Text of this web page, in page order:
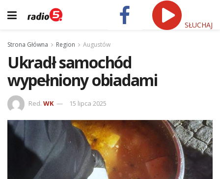
SŁUCHAJ
Strona Główna Region Augustów
Ukradł samochód
wypełniony obiadami
Red. WK 15 lipca 2025